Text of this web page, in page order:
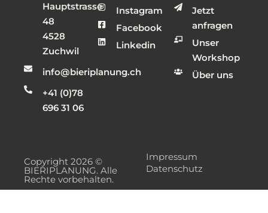
Hauptstrasse
48
4528
Zuchwil
info@bieriplanung.ch
+41 (0)78
696 31 06
Instagram
Facebook
Linkedin
Jetzt
anfragen
Unser
Workshop
Über uns
Copyright 2026 ©
BIERIPLANUNG. Alle
Rechte vorbehalten.
Impressum
Datenschutz